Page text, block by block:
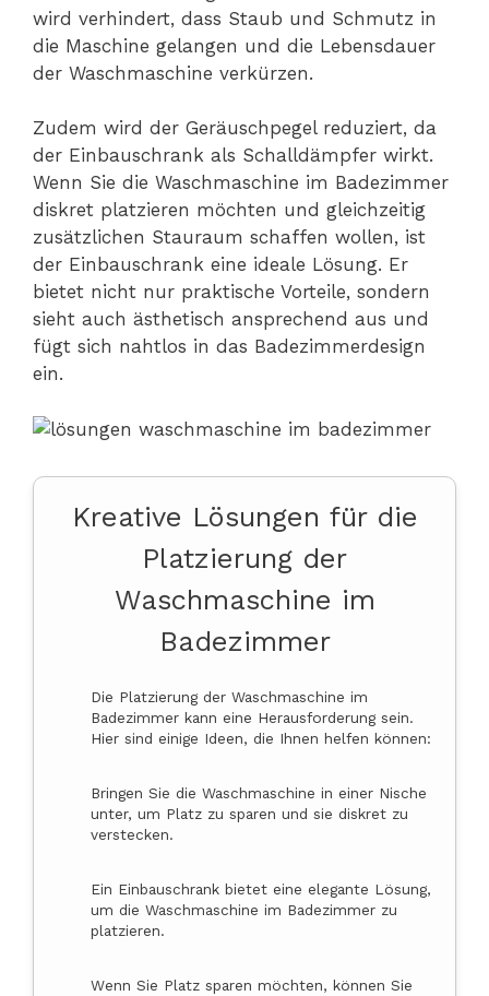
wird verhindert, dass Staub und Schmutz in
die Maschine gelangen und die Lebensdauer
der Waschmaschine verkürzen.
Zudem wird der Geräuschpegel reduziert, da
der Einbauschrank als Schalldämpfer wirkt.
Wenn Sie die Waschmaschine im Badezimmer
diskret platzieren möchten und gleichzeitig
zusätzlichen Stauraum schaffen wollen, ist
der Einbauschrank eine ideale Lösung. Er
bietet nicht nur praktische Vorteile, sondern
sieht auch ästhetisch ansprechend aus und
fügt sich nahtlos in das Badezimmerdesign
ein.
Kreative Lösungen für die
Platzierung der
Waschmaschine im
Badezimmer
Die Platzierung der Waschmaschine im
Badezimmer kann eine Herausforderung sein.
Hier sind einige Ideen, die Ihnen helfen können:
Bringen Sie die Waschmaschine in einer Nische
unter, um Platz zu sparen und sie diskret zu
verstecken.
Ein Einbauschrank bietet eine elegante Lösung,
um die Waschmaschine im Badezimmer zu
platzieren.
Wenn Sie Platz sparen möchten, können Sie